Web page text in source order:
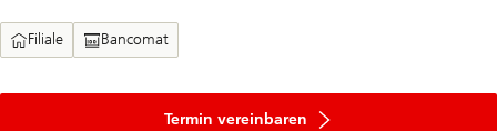
Filiale Bancomat
Termin vereinbaren